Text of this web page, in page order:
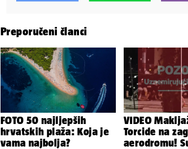
Preporučeni članci
FOTO 50 najljepših
hrvatskih plaža: Koja je
vama najbolja?
VIDEO
Torcide na
aerodromu!